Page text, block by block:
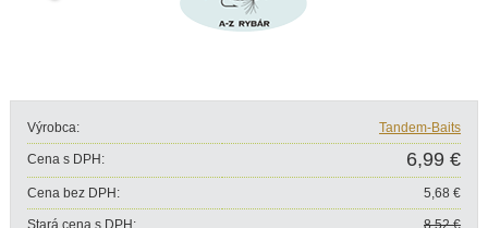
Výrobca: Tandem-Baits
Cena s DPH: 6,99 €
Cena bez DPH: 5,68 €
Stará cena s DPH: 8,52 €